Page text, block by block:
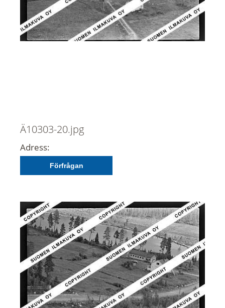
Ä10303-20.jpg
Adress:
Förfrågan